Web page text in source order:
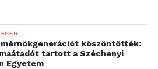
mérnökgenerációt köszöntötték:
tartott a Széchenyi
Egyetem